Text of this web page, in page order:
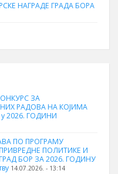
НАГРАДЕ ГРАДА БОРА
ЗА
РАДОВА НА КОЈИМА
2026. ГОДИНИ
ПО ПРОГРАМУ
ПОЛИТИКЕ И
БОР ЗА 2026. ГОДИНУ
14.07.2026. - 13:14